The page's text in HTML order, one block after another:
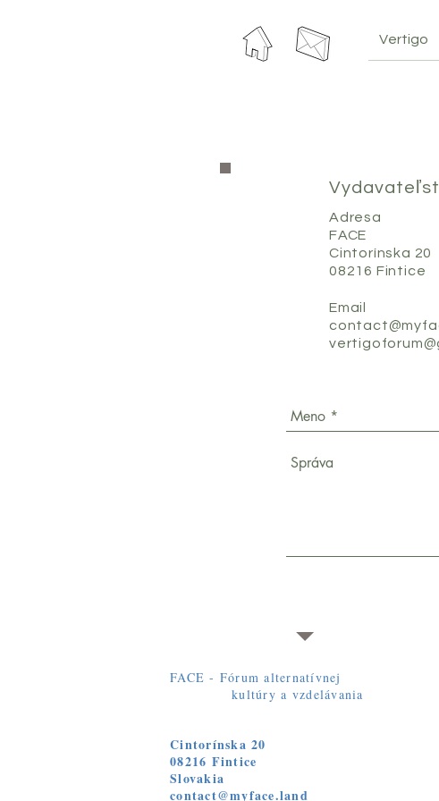
Adresa
FACE
Cintorínska 20
08216 Fintice
Email
Vertigo
FACE - Fórum alternatívnej
kultúry a vzdelávania
Cintorínska 20
08216 Fintice
Slovakia
contact@myface.land